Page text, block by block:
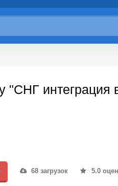
"СНГ интеграция
68 загрузок 5.0